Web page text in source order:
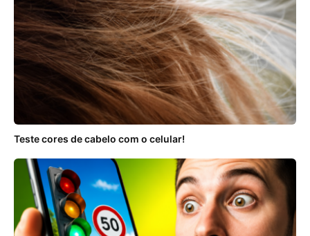
Teste cores de cabelo com o celular!